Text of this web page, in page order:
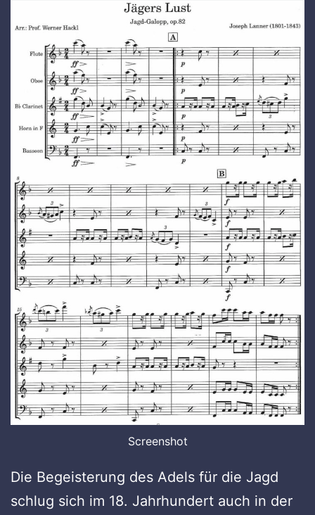
Screenshot
Die Begeisterung des Adels für die Jagd
schlug sich im 18. Jahrhundert auch in der